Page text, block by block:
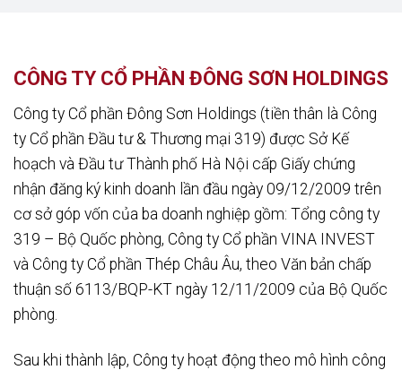
CÔNG TY CỔ PHẦN ĐÔNG SƠN HOLDINGS
Công ty Cổ phần Đông Sơn Holdings (tiền thân là Công
ty Cổ phần Đầu tư & Thương mại 319) được Sở Kế
hoạch và Đầu tư Thành phố Hà Nội cấp Giấy chứng
nhận đăng ký kinh doanh lần đầu ngày 09/12/2009 trên
cơ sở góp vốn của ba doanh nghiệp gồm: Tổng công ty
319 – Bộ Quốc phòng, Công ty Cổ phần VINA INVEST
và Công ty Cổ phần Thép Châu Âu, theo Văn bản chấp
thuận số 6113/BQP-KT ngày 12/11/2009 của Bộ Quốc
phòng.
Sau khi thành lập, Công ty hoạt động theo mô hình công